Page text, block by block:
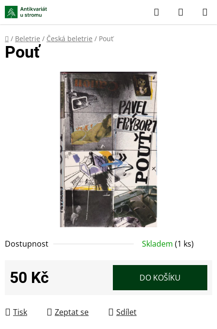
Přejít
na
obsah
Hledat
KOŠÍK
Domů
/ Beletrie / Česká beletrie / Pouť
Dostupnost Skladem (1 ks)
50 Kč DO KOŠÍKU
Tisk Zeptat se Sdílet
Pouť